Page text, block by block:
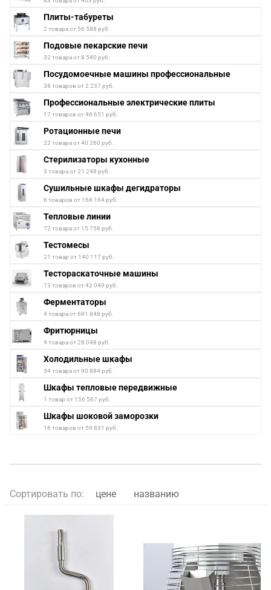
Плиты-табуреты
2 товара от 56 588 руб.
Подовые пекарские печи
32 товара от 8 540 руб.
Посудомоечные машины профессиональные
38 товаров от 2 237 руб.
Профессиональные электрические плиты
17 товаров от 46 651 руб.
Ротационные печи
22 товара от 40 260 руб.
Стерилизаторы кухонные
3 товара от 21 248 руб.
Сушильные шкафы дегидраторы
6 товаров от 168 164 руб.
Тепловые линии
72 товара от 15 758 руб.
Тестомесы
21 товар от 140 117 руб.
Тестораскаточные машины
13 товаров от 42 049 руб.
Ферментаторы
4 товара от 681 848 руб.
Фритюрницы
4 товара от 28 048 руб.
Холодильные шкафы
34 товара от 90 884 руб.
Шкафы тепловые передвижные
1 товар от 156 567 руб.
Шкафы шоковой заморозки
16 товаров от 59 831 руб.
Сортировать по: цене названию